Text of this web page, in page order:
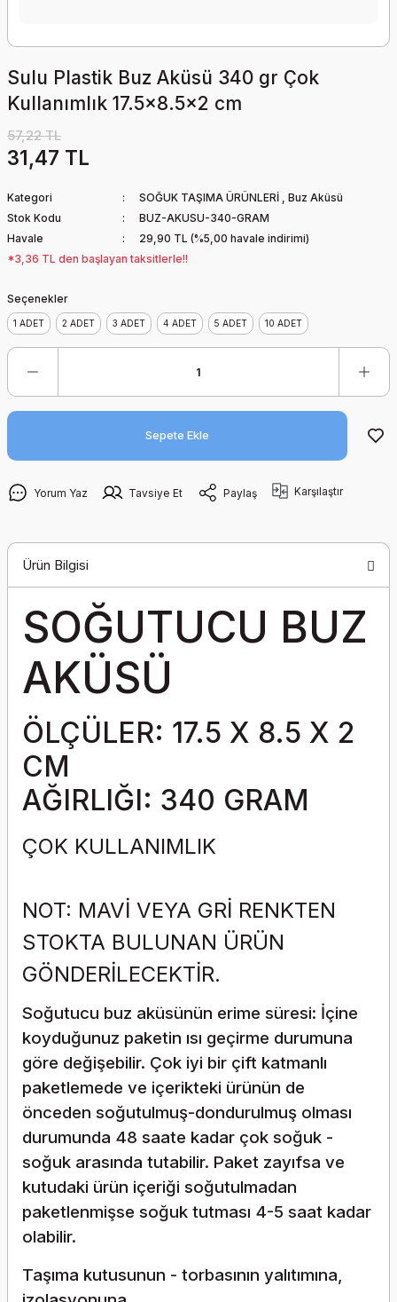
Sulu Plastik Buz Aküsü 340 gr Çok
Kullanımlık 17.5x8.5x2 cm
57,22 TL
31,47 TL
Kategori SOĞUK TAŞIMA ÜRÜNLERİ , Buz Aküsü
Stok Kodu
BUZ-AKUSU-340-GRAM
Havale
29,90 TL (%5,00 havale indirimi)
*3,36 TL den başlayan taksitlerle!!
Seçenekler
1 ADET 2 ADET 3 ADET 4 ADET 5 ADET 10 ADET
Sepete Ekle
Yorum Yaz Tavsiye Et Paylaş Karşılaştır
Ürün Bilgisi
SOĞUTUCU BUZ
AKÜSÜ
ÖLÇÜLER: 17.5 X 8.5 X 2
CM
AĞIRLIĞI: 340 GRAM
ÇOK KULLANIMLIK
NOT: MAVİ VEYA GRİ RENKTEN
STOKTA BULUNAN ÜRÜN
GÖNDERİLECEKTİR.
Soğutucu buz aküsünün erime süresi: İçine
koyduğunuz paketin ısı geçirme durumuna
göre değişebilir. Çok iyi bir çift katmanlı
paketlemede ve içerikteki ürünün de
önceden soğutulmuş-dondurulmuş olması
durumunda 48 saate kadar çok soğuk -
soğuk arasında tutabilir. Paket zayıfsa ve
kutudaki ürün içeriği soğutulmadan
paketlenmişse soğuk tutması 4-5 saat kadar
olabilir.
Taşıma kutusunun - torbasının yalıtımına,